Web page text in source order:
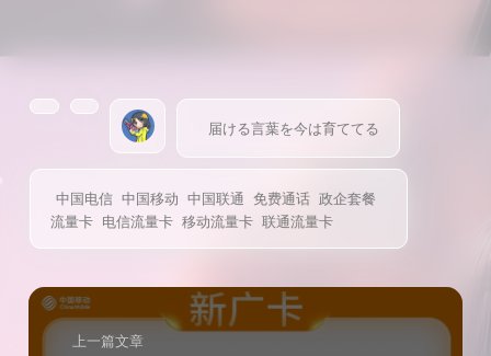
届ける言葉を今は育ててる
中国电信 中国移动 中国联通 免费通话 政企套餐
流量卡 电信流量卡 移动流量卡 联通流量卡
上一篇文章